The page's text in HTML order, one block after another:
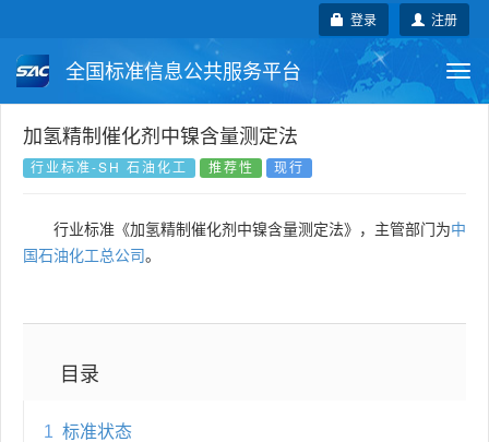
注册
登录
全国标准信息公共服务平台
国家标准 行业标准
国外标准 技术委员会
加氢精制催化剂中镍含量测定法
行业标准-SH 石油化工 推荐性 现行
行业标准《加氢精制催化剂中镍含量测定法》，主管部门为中
国石油化工总公司。
目录
1 标准状态